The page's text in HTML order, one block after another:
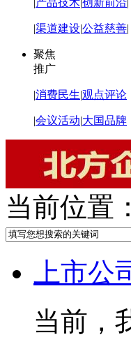
|产品技术|创新前沿|
|渠道建设|公益慈善|
聚焦
推广
|消费民生|观点评论
|会议活动|大国品牌
当前位置：
上市
当前，